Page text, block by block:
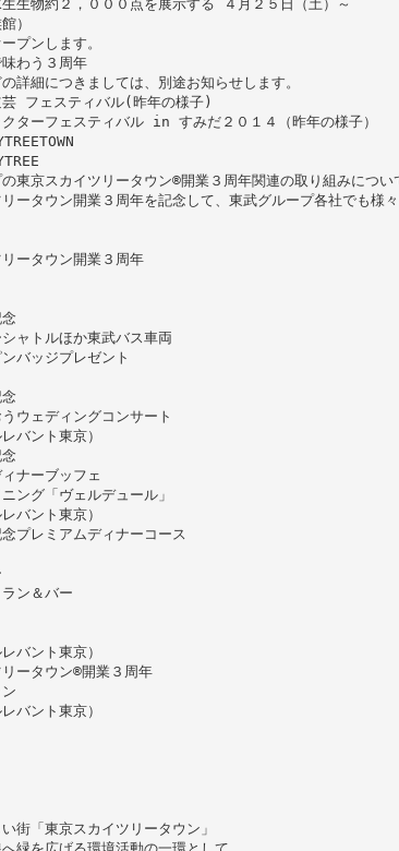
生物約２，０００点を展示する ４月２５日（土）～
）
プンします。
わう３周年
詳細につきましては、別途お知らせします。
芸 フェスティバル(昨年の様子)
クターフェスティバル in すみだ２０１４（昨年の様子）
東京スカイツリータウン®開業３周年関連の取り組みについ
ータウン開業３周年を記念して、東武グループ各社でも様々
ータウン開業３周年
ャトルほか東武バス車両
バッジプレゼント
ウェディングコンサート
バント東京）
ナーブッフェ
ング「ヴェルデュール」
バント東京）
プレミアムディナーコース
ン＆バー
バント東京）
ータウン®開業３周年
バント東京）
街「東京スカイツリータウン」
緑を広げる環境活動の一環として